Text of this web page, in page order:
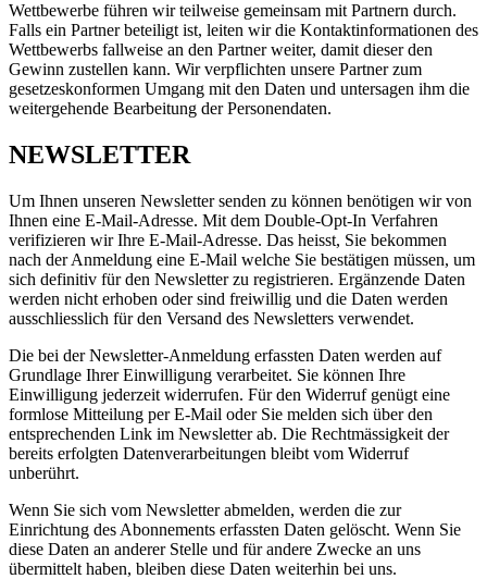
Wettbewerbe führen wir teilweise gemeinsam mit Partnern durch.
Falls ein Partner beteiligt ist, leiten wir die Kontaktinformationen des
Wettbewerbs fallweise an den Partner weiter, damit dieser den
Gewinn zustellen kann. Wir verpflichten unsere Partner zum
gesetzeskonformen Umgang mit den Daten und untersagen ihm die
weitergehende Bearbeitung der Personendaten.
NEWSLETTER
Um Ihnen unseren Newsletter senden zu können benötigen wir von
Ihnen eine E-Mail-Adresse. Mit dem Double-Opt-In Verfahren
verifizieren wir Ihre E-Mail-Adresse. Das heisst, Sie bekommen
nach der Anmeldung eine E-Mail welche Sie bestätigen müssen, um
sich definitiv für den Newsletter zu registrieren. Ergänzende Daten
werden nicht erhoben oder sind freiwillig und die Daten werden
ausschliesslich für den Versand des Newsletters verwendet.
Die bei der Newsletter-Anmeldung erfassten Daten werden auf
Grundlage Ihrer Einwilligung verarbeitet. Sie können Ihre
Einwilligung jederzeit widerrufen. Für den Widerruf genügt eine
formlose Mitteilung per E-Mail oder Sie melden sich über den
entsprechenden Link im Newsletter ab. Die Rechtmässigkeit der
bereits erfolgten Datenverarbeitungen bleibt vom Widerruf
unberührt.
Wenn Sie sich vom Newsletter abmelden, werden die zur
Einrichtung des Abonnements erfassten Daten gelöscht. Wenn Sie
diese Daten an anderer Stelle und für andere Zwecke an uns
übermittelt haben, bleiben diese Daten weiterhin bei uns.